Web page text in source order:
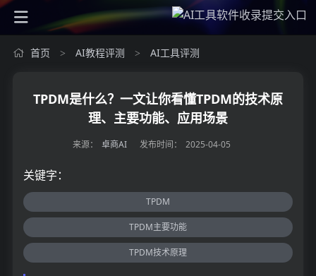
首页 > AI教程评测 > AI工具评测
TPDM是什么？一文让你看懂TPDM的技术原
理、主要功能、应用场景
来源： 卓商AI 发布时间： 2025-04-05
关键字：
TPDM
TPDM主要功能
TPDM技术原理